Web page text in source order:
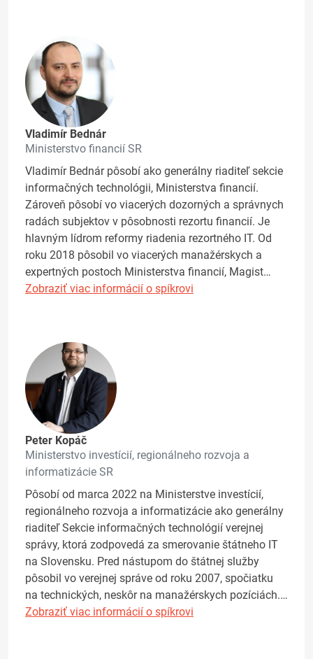
Vladimír Bednár
Ministerstvo financií SR
Vladimír Bednár pôsobí ako generálny riaditeľ sekcie
informačných technológii, Ministerstva financií.
Zároveň pôsobí vo viacerých dozorných a správnych
radách subjektov v pôsobnosti rezortu financií. Je
hlavným lídrom reformy riadenia rezortného IT. Od
roku 2018 pôsobil vo viacerých manažérskych a
expertných postoch Ministerstva financií, Magist…
Zobraziť viac informácií o spíkrovi
Peter Kopáč
Ministerstvo investícií, regionálneho rozvoja a
informatizácie SR
Pôsobí od marca 2022 na Ministerstve investícií,
regionálneho rozvoja a informatizácie ako generálny
riaditeľ Sekcie informačných technológií verejnej
správy, ktorá zodpovedá za smerovanie štátneho IT
na Slovensku. Pred nástupom do štátnej služby
pôsobil vo verejnej správe od roku 2007, spočiatku
na technických, neskôr na manažérskych pozíciách.…
Zobraziť viac informácií o spíkrovi